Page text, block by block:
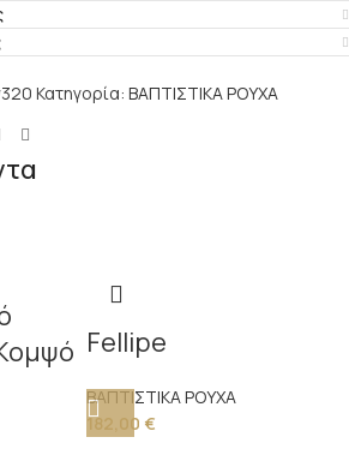
Κατηγορία: ΒΑΠΤΙΣΤΙΚΑ ΡΟΥΧΑ
Fellipe
ΒΑΠΤΙΣΤΙΚΑ ΡΟΥΧΑ
182,00 €